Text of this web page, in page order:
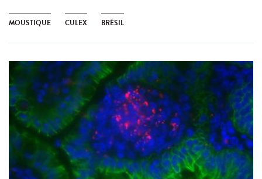
MOUSTIQUE CULEX BRÉSIL